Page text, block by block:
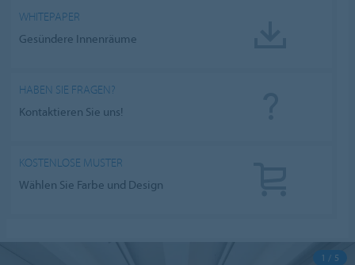
WHITEPAPER
Gesündere Innenräume
HABEN SIE FRAGEN?
Kontaktieren Sie uns!
KOSTENLOSE MUSTER
Wählen Sie Farbe und Design
1 / 5